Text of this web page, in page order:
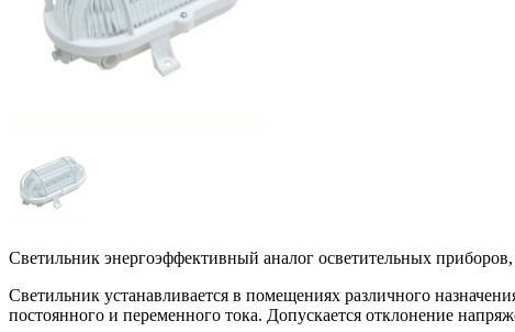
Светильник энергоэффективный аналог осветительных
Светильник устанавливается в помещениях различного
постоянного и переменного тока. Допускается отклонение